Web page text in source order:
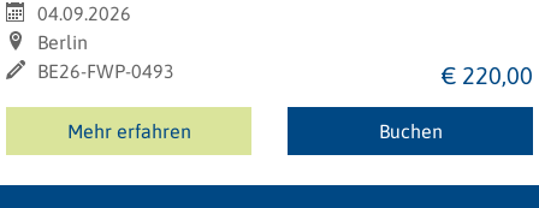
04.09.2026
Berlin
BE26-FWP-0493
€ 220,00
Mehr erfahren Buchen